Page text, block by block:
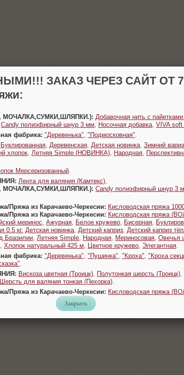
ЗАКАЗ ЧЕРЕЗ САЙТ ОТ
МОЧАЛКА,СУМКИ,ШЛЯПКИ.): Добавочная нить с
Candy полиэфирный шнур 3 мм Носочная добавка VIVA
фабрика: "Деревенька" "Подмосковная"
Буклированная Деревенская Детская новинка Зимний
хлопок Летняя Simple (НОВИНКА) Народная
Мерсеризованный
Лента для валяния (Камтекс)
МОЧАЛКА,СУМКИ,ШЛЯПКИ.): Candy полиэфирный шнур 3
Пряжа из Карачаево-Черкесии: Кисловодская пряжа
Пряжа из Карачаево-Черкесии: Кисловодская пряжа
меринос Ажурная Белое кружево Бисерная
0.5 кг. Детская новинка Детский каприз Детский каприз
Бразилии Летняя Simple Народная Мериносовая Овечья
Хлопок натуральный 425 м Цветное кружево Элегантная
фабрика: "Деревенька" "Пушинка" "Кроха" "Кроха
Вискоза цветная (Троицк) Полутонкая шерсть (Троицк)
Шерсть для валяния тонкая (Пехорка)
Пряжа из Карачаево-Черкесии: Кисловодская пряжа
Закрыть